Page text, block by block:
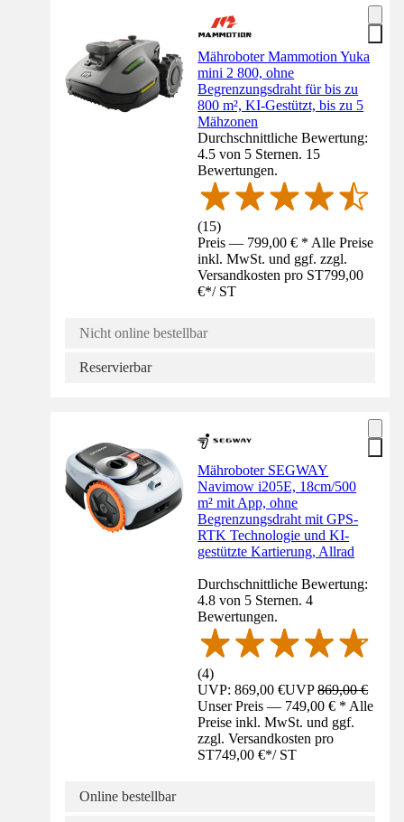
Mähroboter Mammotion Yuka
mini 2 800, ohne
Begrenzungsdraht für bis zu
800 m², KI-Gestützt, bis zu 5
Mähzonen
Durchschnittliche Bewertung:
4.5 von 5 Sternen. 15
Bewertungen.
(15)
Preis — 799,00 € * Alle Preise
inkl. MwSt. und ggf. zzgl.
Versandkosten pro ST799,00
€*/ ST
Nicht online bestellbar
Reservierbar
Mähroboter SEGWAY
Navimow i205E, 18cm/500
m² mit App, ohne
Begrenzungsdraht mit GPS-
RTK Technologie und KI-
gestützte Kartierung, Allrad
Durchschnittliche Bewertung:
4.8 von 5 Sternen. 4
Bewertungen.
(4)
UVP: 869,00 €UVP869,00 €
Unser Preis — 749,00 € * Alle
Preise inkl. MwSt. und ggf.
zzgl. Versandkosten pro
ST749,00 €*/ ST
Online bestellbar